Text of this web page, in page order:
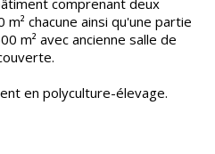
comprenant deux
chacune ainsi qu'une partie
m² avec ancienne salle de
en polyculture-élevage.